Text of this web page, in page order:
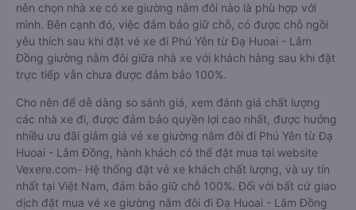
nên chọn nhà xe có xe giường nằm đôi nào là phù hợp với
mình. Bên cạnh đó, việc đảm bảo giữ chỗ, có được chỗ ngồi
yêu thích sau khi đặt vé xe đi Phú Yên từ Đạ Huoai - Lâm
Đồng giường nằm đôi giữa nhà xe với khách hàng sau khi đặt
trực tiếp vẫn chưa được đảm bảo 100%.
Cho nên để dễ dàng so sánh giá, xem đánh giá chất lượng
các nhà xe đi, được đảm bảo quyền lợi cao nhất, được hưởng
nhiều ưu đãi giảm giá vé xe giường nằm đôi đi Phú Yên từ Đạ
Huoai - Lâm Đồng, hành khách có thể đặt mua tại website
Vexere.com- Hệ thống đặt vé xe khách chất lượng, và uy tín
nhất tại Việt Nam, đảm bảo giữ chỗ 100%. Đối với bất cứ giao
dịch đặt mua vé xe giường nằm đôi đi Đạ Huoai - Lâm Đồng